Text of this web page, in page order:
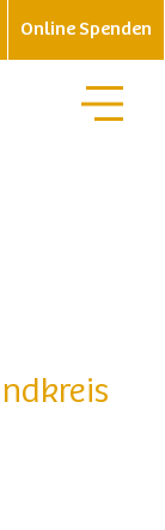
Online Spenden